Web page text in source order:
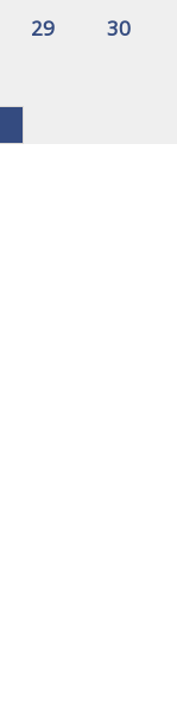
29
30